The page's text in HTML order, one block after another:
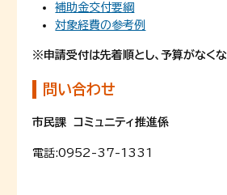
補助金交付要綱
対象経費の参考例
※申請受付は先着順とし、予算がなくな
問い合わせ
市民課 コミュニティ推進係
電話:0952-37-1331